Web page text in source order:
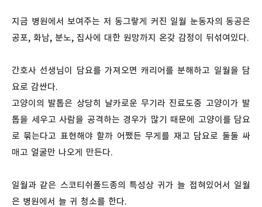
지금 병원에서 보여주는 저 동그랗게 커진 일월 눈동자의 동공은
공포, 화남, 분노, 집사에 대한 원망까지 온갖 감정이 뒤섞여있다.
간호사 선생님이 담요를 가져오면 캐리어를 분해하고 일월을 담
요로 감싼다.
고양이의 발톱은 상당히 날카로운 무기라 진료도중 고양이가 발
톱을 세우고 사람을 공격하는 경우가 많기 때문에 고양이를 담요
로 묶는다고 표현해야 할까 어쨌든 무게를 재고 담요로 둘둘 싸
매고 얼굴만 나오게 만든다.
일월과 같은 스코티쉬폴드종의 특성상 귀가 늘 접혀있어서 일월
은 병원에서 늘 귀 청소를 한다.